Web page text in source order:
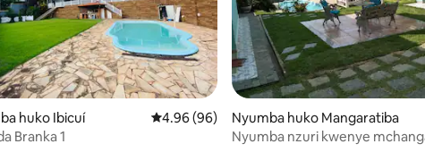
huko Ibicuí Ukadiriaji wa wastani wa 4.96 kati ya 5,
4.96 (96)
Branka 1
Nyumba huko Mangaratiba
Nyumba nzuri kwenye